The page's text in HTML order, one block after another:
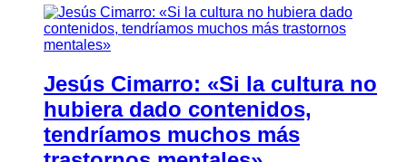
Jesús Cimarro: «Si la cultura no
hubiera dado contenidos,
tendríamos muchos más